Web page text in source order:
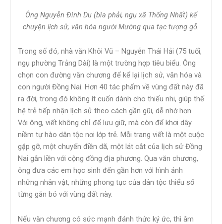
Ông Nguyễn Đình Du (bìa phải, ngụ xã Thống Nhất) kể
chuyện lịch sử, văn hóa người Mường qua tạc tượng gỗ.
Trong số đó, nhà văn Khôi Vũ – Nguyễn Thái Hải (75 tuổi,
ngụ phường Trảng Dài) là một trường hợp tiêu biểu. Ông
chọn con đường văn chương để kể lại lịch sử, văn hóa và
con người Đồng Nai. Hơn 40 tác phẩm về vùng đất này đã
ra đời, trong đó không ít cuốn dành cho thiếu nhi, giúp thế
hệ trẻ tiếp nhận lịch sử theo cách gần gũi, dễ nhớ hơn.
Với ông, viết không chỉ để lưu giữ, mà còn để khơi dậy
niềm tự hào dân tộc nơi lớp trẻ. Mỗi trang viết là một cuộc
gặp gỡ, một chuyến điền dã, một lát cắt của lịch sử Đồng
Nai gắn liền với cộng đồng địa phương. Qua văn chương,
ông đưa các em học sinh đến gần hơn với hình ảnh
những nhân vật, những phong tục của dân tộc thiểu số
từng gắn bó với vùng đất này.
Nếu văn chương có sức mạnh đánh thức ký ức, thì âm